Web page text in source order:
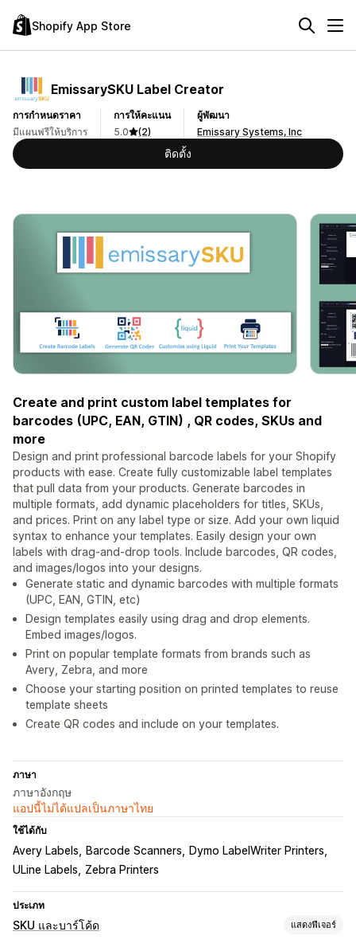
Shopify App Store
EmissarySKU Label Creator
การกำหนดราคา
มีแผนฟรีให้บริการ
การให้คะแนน
5.0
(2)
ผู้พัฒนา
Emissary Systems, Inc
ติดตั้ง
Create and print custom label templates for
barcodes (UPC, EAN, GTIN) , QR codes, SKUs and
more
Design and print professional barcode labels for your Shopify
products with ease. Create fully customizable label templates
that pull data from your products. Generate barcodes in
multiple formats, add dynamic placeholders for titles, SKUs,
and prices. Print on any label type or size. Add your own liquid
syntax to enhance your templates. Easily design your own
labels with drag-and-drop tools. Include barcodes, QR codes,
and images/logos into your designs.
Generate static and dynamic barcodes with multiple formats
(UPC, EAN, GTIN, etc)
Design templates easily using drag and drop elements.
Embed images/logos.
Print on popular template formats from brands such as
Avery, Zebra, and more
Choose your starting position on printed templates to reuse
template sheets
Create QR codes and include on your templates.
ภาษา
ภาษาอังกฤษ
แอปนี้ไม่ได้แปลเป็นภาษาไทย
ใช้ได้กับ
Avery Labels Barcode Scanners
Dymo LabelWriter Printers
ULine Labels
Zebra Printers
ประเภท
SKU และบาร์โค้ด แสดงฟีเจอร์